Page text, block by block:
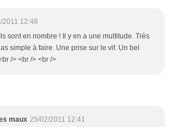
2011 12:48
sont en nombre ! Il y en a une multitude. Très
simple à faire. Une prise sur le vif. Un bel
/> <br /> <br />
maux 25/02/2011 12:41